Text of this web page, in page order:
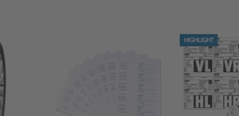
HIGHLIGHT